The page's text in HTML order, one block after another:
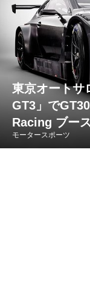
東京オートサ
GT3」で
Racing ブー
モータースポーツ